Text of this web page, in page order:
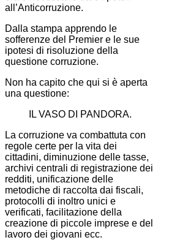
all’Anticorruzione.
Dalla stampa apprendo le
sofferenze del Premier e le sue
ipotesi di risoluzione della
questione corruzione.
Non ha capito che qui si è aperta
una questione:
IL VASO DI PANDORA.
La corruzione va combattuta con
regole certe per la vita dei
cittadini, diminuzione delle tasse,
archivi centrali di registrazione dei
redditi, unificazione delle
metodiche di raccolta dai fiscali,
protocolli di inoltro unici e
verificati, facilitazione della
creazione di piccole imprese e del
lavoro dei giovani ecc.